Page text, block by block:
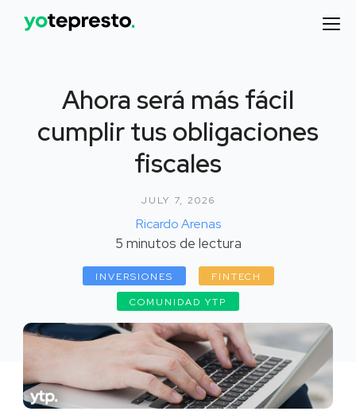
Ahora será más fácil
cumplir tus obligaciones
fiscales
JULY 7, 2026
Ricardo Arenas
5 minutos de lectura
INVERSIONES
FINTECH
COMUNIDAD YTP